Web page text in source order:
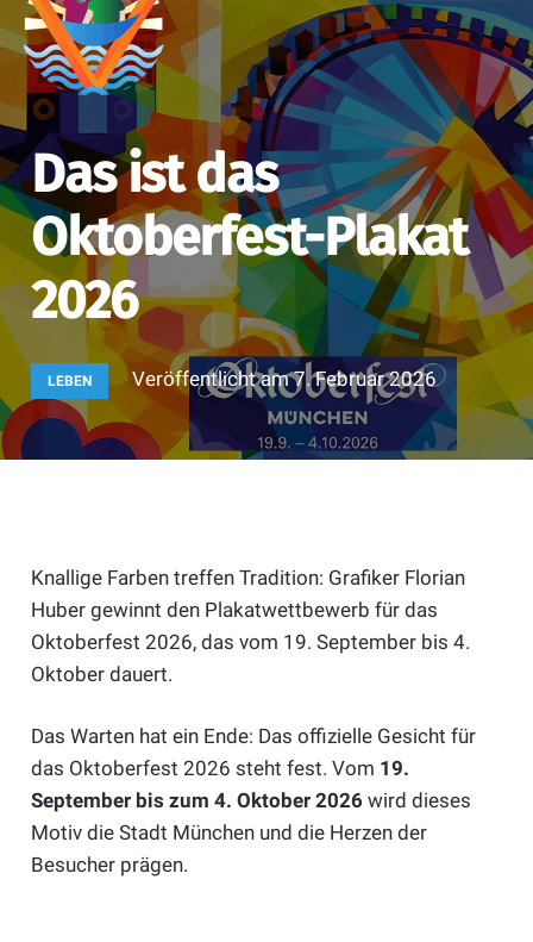
Das ist das
Oktoberfest-Plakat
2026
LEBEN Veröffentlicht am7. Februar 2026
Knallige Farben treffen Tradition: Grafiker Florian
Huber gewinnt den Plakatwettbewerb für das
Oktoberfest 2026, das vom 19. September bis 4.
Oktober dauert.
Das Warten hat ein Ende: Das offizielle Gesicht für
das Oktoberfest 2026 steht fest. Vom 19.
September bis zum 4. Oktober 2026 wird dieses
Motiv die Stadt München und die Herzen der
Besucher prägen.